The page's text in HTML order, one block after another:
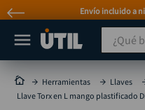
Envío incluido a
¿Qué
Herramientas Llaves
Llave Torx en L mango plastificado
MÁS
taladro